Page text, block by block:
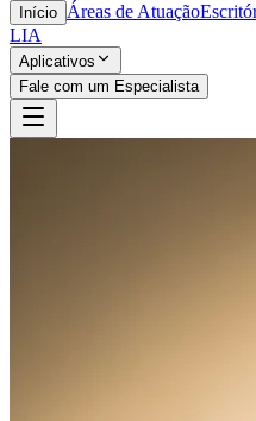
Início Áreas de Atuação
LIA
Aplicativos
Fale com um Especialista